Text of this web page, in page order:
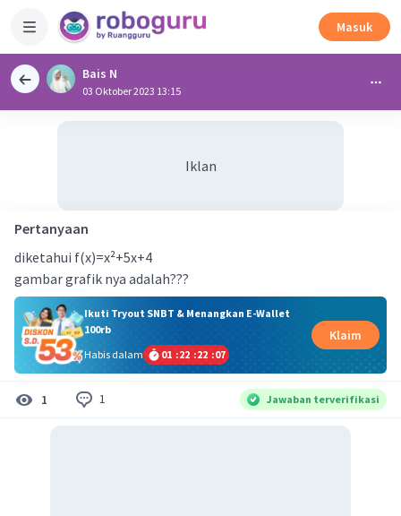
Masuk
Bais N
03 Oktober 2023 13:15
Iklan
Pertanyaan
diketahui f(x)=x²+5x+4
gambar grafik nya adalah???
Ikuti Tryout SNBT & Menangkan E-Wallet
100rb
Habis dalam
01 :22 :22 :07
Klaim
1 1 Jawaban terverifikasi